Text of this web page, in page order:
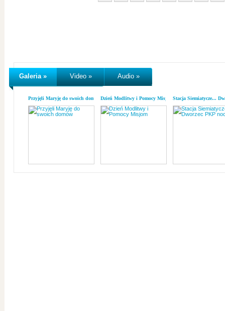
Galeria » Video » Audio »
Przyjęli Maryję do swoich domówDzień Modlitwy i Pomocy MisjomStacja Siemiatycze...